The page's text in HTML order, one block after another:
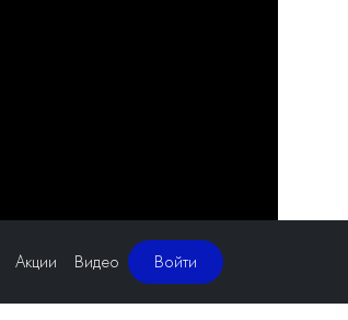
Акции Видео Войти